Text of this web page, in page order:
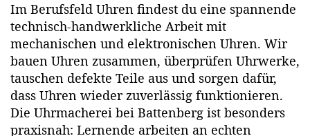
Im Berufsfeld Uhren findest du eine spannende
technisch-handwerkliche Arbeit mit
mechanischen und elektronischen Uhren. Wir
bauen Uhren zusammen, überprüfen Uhrwerke,
tauschen defekte Teile aus und sorgen dafür,
dass Uhren wieder zuverlässig funktionieren.
Die Uhrmacherei bei Battenberg ist besonders
praxisnah: Lernende arbeiten an echten